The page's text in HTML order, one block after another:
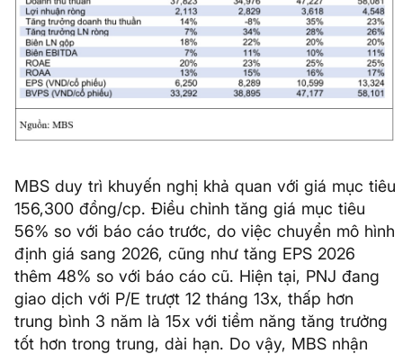
MBS duy trì khuyến nghị khả quan với giá mục tiêu
156,300 đồng/cp. Điều chỉnh tăng giá mục tiêu
56% so với báo cáo trước, do việc chuyển mô hình
định giá sang 2026, cũng như tăng EPS 2026
thêm 48% so với báo cáo cũ. Hiện tại, PNJ đang
giao dịch với P/E trượt 12 tháng 13x, thấp hơn
trung bình 3 năm là 15x với tiềm năng tăng trưởng
tốt hơn trong trung, dài hạn. Do vậy, MBS nhận